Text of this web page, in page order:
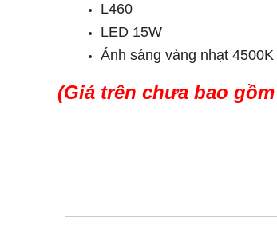
L460
LED 15W
Ánh sáng vàng nhạt 4500K
(Giá trên chưa bao